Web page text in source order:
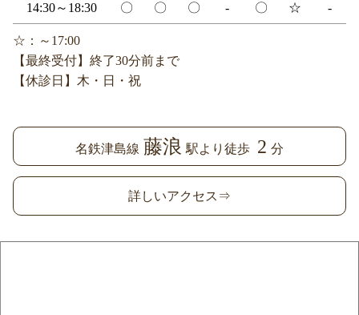
14:30～18:30 〇 〇 〇 - 〇 ☆ -
☆：～17:00
【最終受付】終了30分前まで
【休診日】木・日・祝
名鉄津島線 藤浪 駅より徒歩 2 分
詳しいアクセス⇒